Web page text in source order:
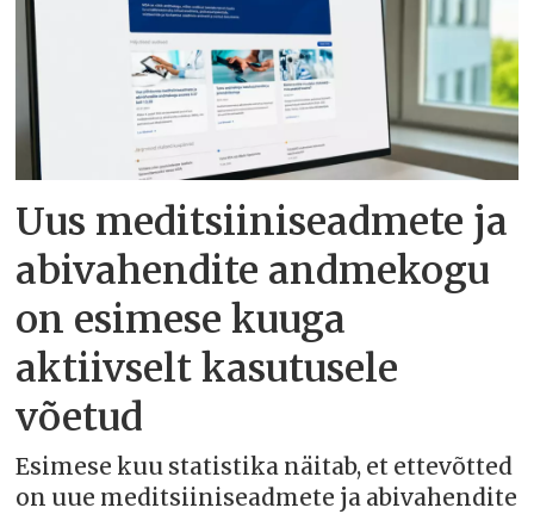
Uus meditsiiniseadmete ja
abivahendite andmekogu
on esimese kuuga
aktiivselt kasutusele
võetud
Esimese kuu statistika näitab, et ettevõtted
on uue meditsiiniseadmete ja abivahendite